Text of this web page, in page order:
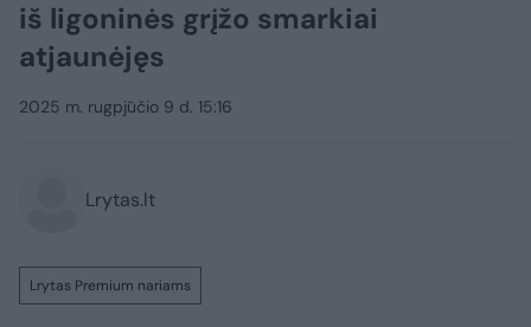
iš ligoninės grįžo smarkiai
atjaunėjęs
2025 m. rugpjūčio 9 d. 15:16
Lrytas.lt
Lrytas Premium nariams